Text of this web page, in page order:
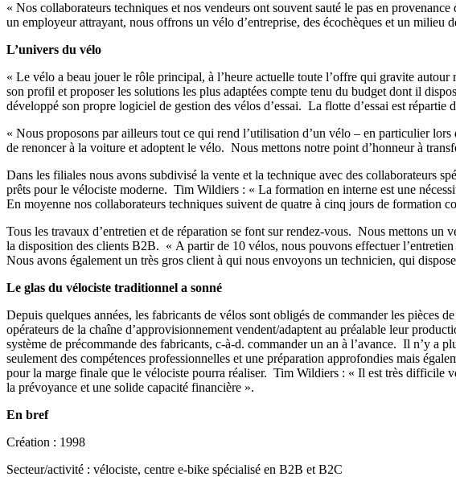
« Nos collaborateurs techniques et nos vendeurs ont souvent sauté le pas en
un employeur attrayant, nous offrons un vélo d’entreprise, des écochèques et un
L’univers du vélo
« Le vélo a beau jouer le rôle principal, à l’heure actuelle toute l’offre qui gravite
son profil et proposer les solutions les plus adaptées compte tenu du budget dont il
développé son propre logiciel de gestion des vélos d’essai. La flotte d’essai est
« Nous proposons par ailleurs tout ce qui rend l’utilisation d’un vélo – en particulier
de renoncer à la voiture et adoptent le vélo. Nous mettons notre point d’honneur à
Dans les filiales nous avons subdivisé la vente et la technique avec des collaborateurs
prêts pour le vélociste moderne. Tim Wildiers : « La formation en interne est une
En moyenne nos collaborateurs techniques suivent de quatre à cinq jours de formation
Tous les travaux d’entretien et de réparation se font sur rendez-vous. Nous mettons
la disposition des clients B2B. « A partir de 10 vélos, nous pouvons effectuer
Nous avons également un très gros client à qui nous envoyons un technicien, qui
Le glas du vélociste traditionnel a sonné
Depuis quelques années, les fabricants de vélos sont obligés de commander les pièces
opérateurs de la chaîne d’approvisionnement vendent/adaptent au préalable leur
système de précommande des fabricants, c-à-d. commander un an à l’avance. Il n’y a
seulement des compétences professionnelles et une préparation approfondies mais
pour la marge finale que le vélociste pourra réaliser. Tim Wildiers : « Il est très difficile
la prévoyance et une solide capacité financière ».
En bref
Création : 1998
Secteur/activité : vélociste, centre e-bike spécialisé en B2B et B2C